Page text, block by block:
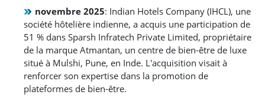
novembre 2025: Indian Hotels Company (IHCL), une
société hôtelière indienne, a acquis une participation de
51 % dans Sparsh Infratech Private Limited, propriétaire
de la marque Atmantan, un centre de bien-être de luxe
situé à Mulshi, Pune, en Inde. L'acquisition visait à
renforcer son expertise dans la promotion de
plateformes de bien-être.